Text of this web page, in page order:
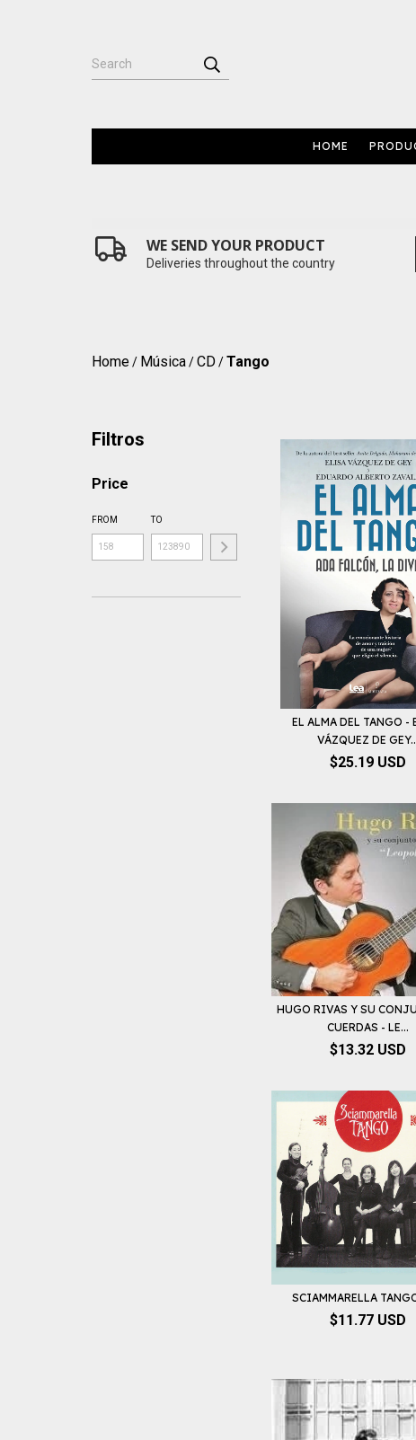
HOME
WE SEND YOUR PRODUCT
Deliveries throughout the country
Home/ Música/CD/Tango
Filtros
Price
FROM TO
EL ALMA DEL TANGO -
VÁZQUEZ DE
$25.19 USD
HUGO RIVAS Y SU
CUERDAS - LE...
$13.32 USD
SCIAMMARELLA
$11.77 USD